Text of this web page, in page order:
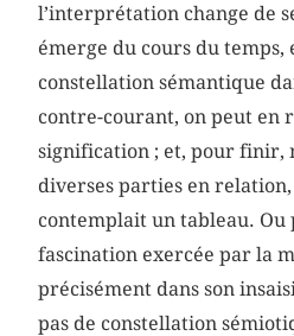
l’interprétation change de
émerge du cours du temps,
constellation sémantique
contre-courant, on peut en
signification ; et, pour finir,
diverses parties en relation,
contemplait un tableau. Ou
fascination exercée par la
précisément dans son
pas de constellation